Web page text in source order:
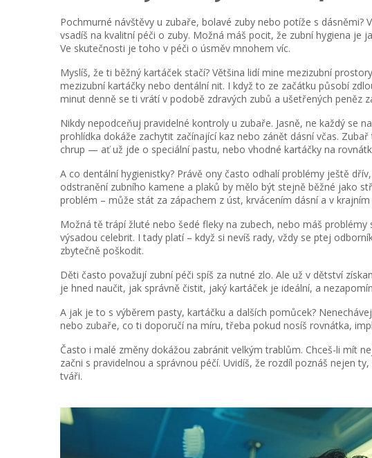
Pochmurné návštěvy u zubaře, bolavé zuby nebo potíže s dásněmi?
vsadíš na kvalitní péči o zuby. Možná máš pocit, že zubní hygiena je
Ve skutečnosti je toho v péči o úsměv mnohem víc.
Myslíš, že ti běžný kartáček stačí? Většina lidí mine mezizubní
mezizubní kartáčky nebo dentální nit. I když to ze začátku působí
minut denně se ti vrátí v podobě zdravých zubů a ušetřených peněz
Nikdy nepodceňuj pravidelné kontroly u zubaře. Jasně, ne každý se
prohlídka dokáže zachytit začínající kaz nebo zánět dásní včas.
chrup — ať už jde o speciální pastu, nebo vhodné kartáčky na
A co dentální hygienistky? Právě ony často odhalí problémy ještě
odstranění zubního kamene a plaků by mělo být stejně běžné jako
problém – může stát za zápachem z úst, krvácením dásní a v
Možná tě trápí žluté nebo šedé fleky na zubech, nebo máš
výsadou celebrit. I tady platí – když si nevíš rady, vždy se ptej
zbytečně poškodit.
Děti často považují zubní péči spíš za nutné zlo. Ale už v dětství
je hned naučit, jak správně čistit, jaký kartáček je ideální, a
A jak je to s výběrem pasty, kartáčku a dalších pomůcek?
nebo zubaře, co ti doporučí na míru, třeba pokud nosíš rovnátka,
Často i malé změny dokážou zabránit velkým trablům. Chceš-li mít
začni s pravidelnou a správnou péčí. Uvidíš, že rozdíl poznáš nejen
tváři.